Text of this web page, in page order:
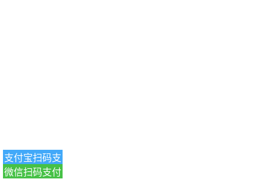
支付宝扫码支
付
微信扫码支付